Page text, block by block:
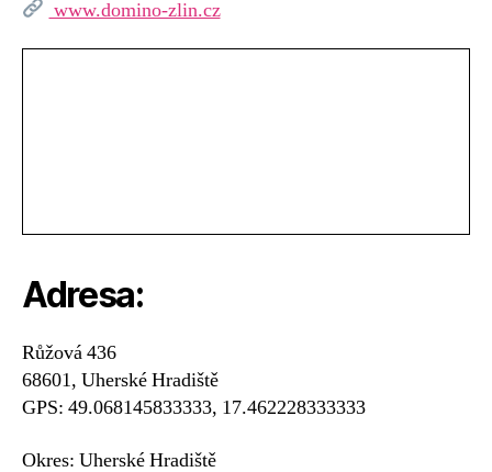
www.domino-zlin.cz
Adresa:
Růžová 436
68601, Uherské Hradiště
GPS: 49.068145833333, 17.462228333333
Okres: Uherské Hradiště